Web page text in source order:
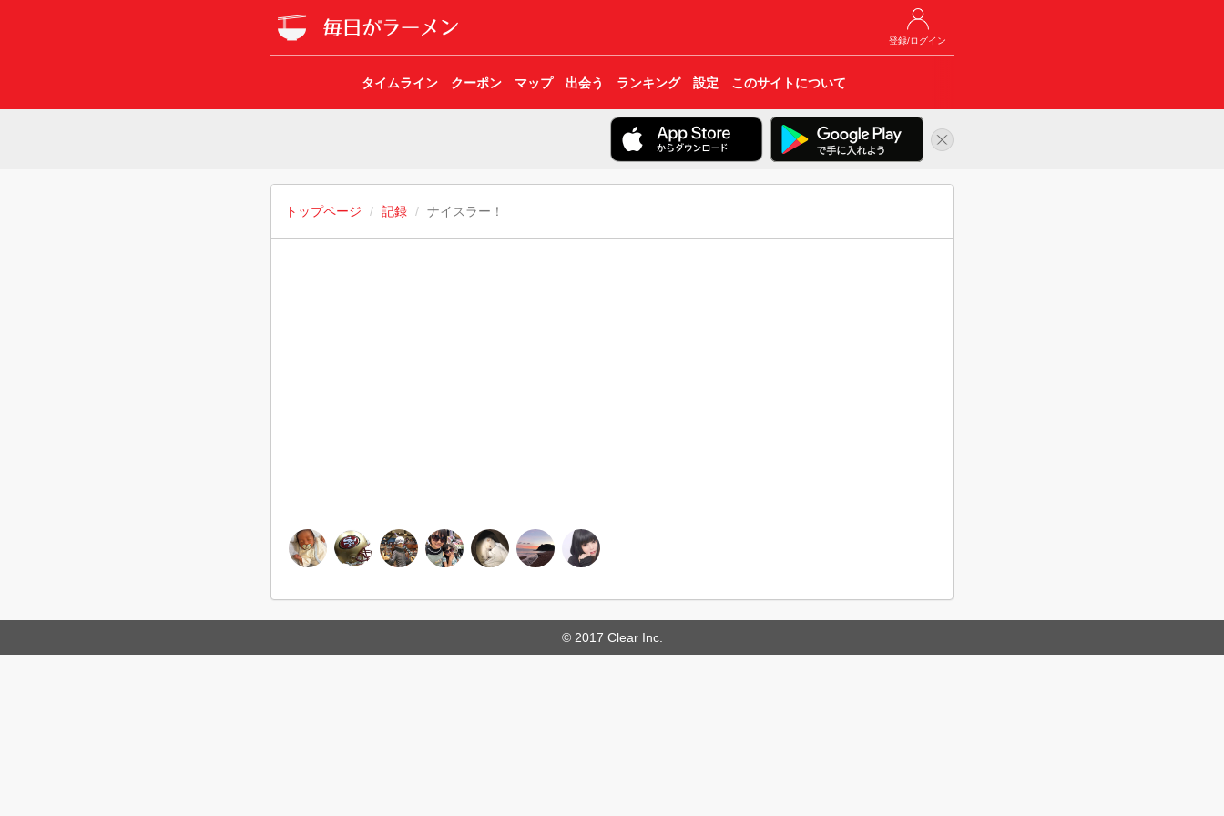
登録/ログイン
タイムライン クーポン マップ 出会う ランキング 設定 このサイトについて
トップページ 記録 ナイスラー！
© 2017 Clear Inc.